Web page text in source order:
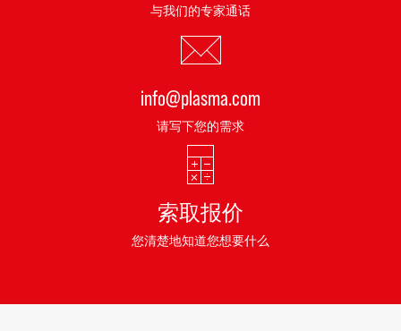
与我们的专家通话
info@plasma.com
请写下您的需求
索取报价
您清楚地知道您想要什么